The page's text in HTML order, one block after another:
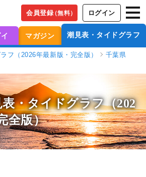
会員登録（無料） ログイン
マガジン 潮見表・タイドグラフ
フ（2026年最新版・完全版）
千葉県
表・タイドグラフ（202
全版）